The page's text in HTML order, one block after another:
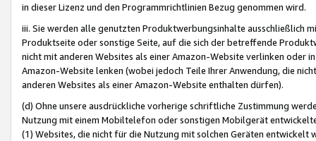
in dieser Lizenz und den Programmrichtlinien Bezug genommen wird.
iii. Sie werden alle genutzten Produktwerbungsinhalte ausschließlich
Produktseite oder sonstige Seite, auf die sich der betreffende
nicht mit anderen Websites als einer Amazon-Website verlinken oder
Amazon-Website lenken (wobei jedoch Teile Ihrer Anwendung, die
anderen Websites als einer Amazon-Website enthalten dürfen).
(d) Ohne unsere ausdrückliche vorherige schriftliche Zustimmung
Nutzung mit einem Mobiltelefon oder sonstigen Mobilgerät
(1) Websites, die nicht für die Nutzung mit solchen Geräten